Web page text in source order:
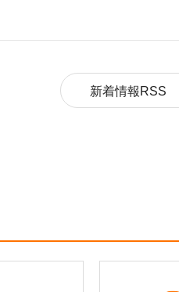
新着情報RSS